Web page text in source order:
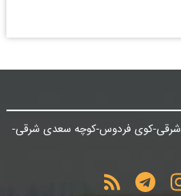
شرقی-کوی فردوس-کوچه سعدی شرقی-